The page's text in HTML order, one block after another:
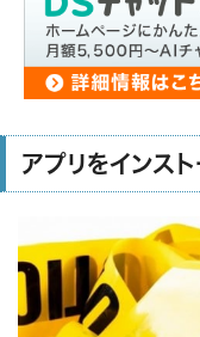
アプリをインス